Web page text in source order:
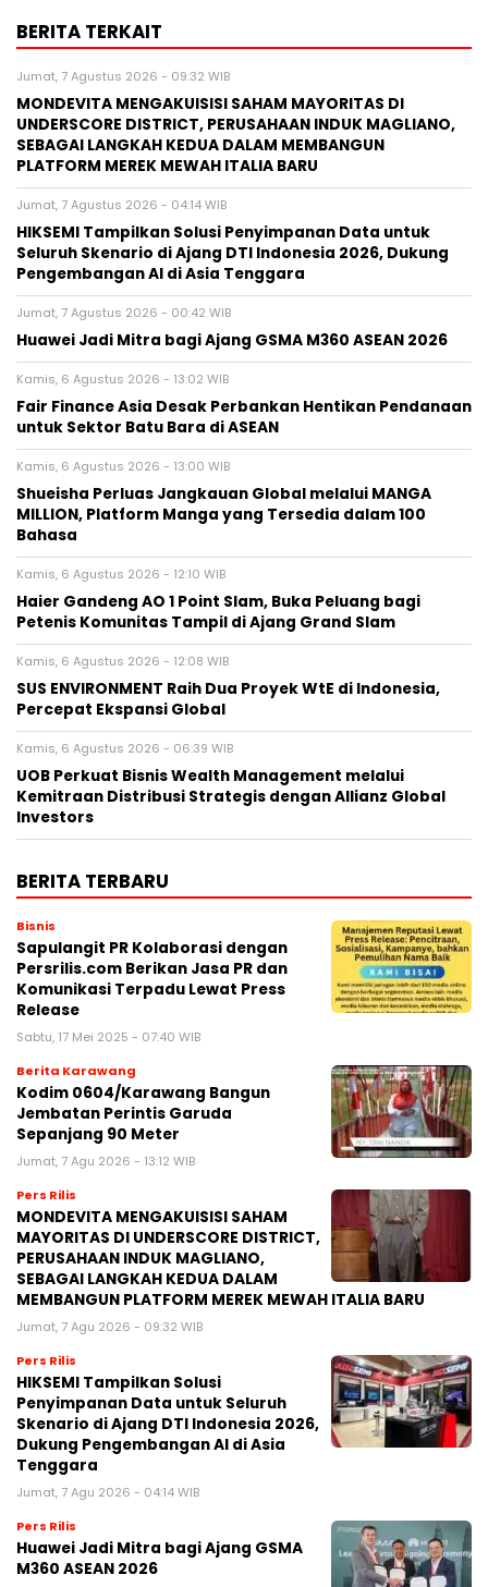
BERITA TERKAIT
Jumat, 7 Agustus 2026 - 09:32 WIB
MONDEVITA MENGAKUISISI SAHAM MAYORITAS DI
UNDERSCORE DISTRICT, PERUSAHAAN INDUK MAGLIANO,
SEBAGAI LANGKAH KEDUA DALAM MEMBANGUN
PLATFORM MEREK MEWAH ITALIA BARU
Jumat, 7 Agustus 2026 - 04:14 WIB
HIKSEMI Tampilkan Solusi Penyimpanan Data untuk
Seluruh Skenario di Ajang DTI Indonesia 2026, Dukung
Pengembangan AI di Asia Tenggara
Jumat, 7 Agustus 2026 - 00:42 WIB
Huawei Jadi Mitra bagi Ajang GSMA M360 ASEAN 2026
Kamis, 6 Agustus 2026 - 13:02 WIB
Fair Finance Asia Desak Perbankan Hentikan Pendanaan
untuk Sektor Batu Bara di ASEAN
Kamis, 6 Agustus 2026 - 13:00 WIB
Shueisha Perluas Jangkauan Global melalui MANGA
MILLION, Platform Manga yang Tersedia dalam 100
Bahasa
Kamis, 6 Agustus 2026 - 12:10 WIB
Haier Gandeng AO 1 Point Slam, Buka Peluang bagi
Petenis Komunitas Tampil di Ajang Grand Slam
Kamis, 6 Agustus 2026 - 12:08 WIB
SUS ENVIRONMENT Raih Dua Proyek WtE di Indonesia,
Percepat Ekspansi Global
Kamis, 6 Agustus 2026 - 06:39 WIB
UOB Perkuat Bisnis Wealth Management melalui
Kemitraan Distribusi Strategis dengan Allianz Global
Investors
BERITA TERBARU
Bisnis
Sapulangit PR Kolaborasi dengan
Persrilis.com Berikan Jasa PR dan
Komunikasi Terpadu Lewat Press
Release
Sabtu, 17 Mei 2025 - 07:40 WIB
Berita Karawang
Kodim 0604/Karawang Bangun
Jembatan Perintis Garuda
Sepanjang 90 Meter
Jumat, 7 Agu 2026 - 13:12 WIB
Pers Rilis
MONDEVITA MENGAKUISISI SAHAM
MAYORITAS DI UNDERSCORE DISTRICT,
PERUSAHAAN INDUK MAGLIANO,
SEBAGAI LANGKAH KEDUA DALAM
MEMBANGUN PLATFORM MEREK MEWAH ITALIA BARU
Jumat, 7 Agu 2026 - 09:32 WIB
Pers Rilis
HIKSEMI Tampilkan Solusi
Penyimpanan Data untuk Seluruh
Skenario di Ajang DTI Indonesia 2026,
Dukung Pengembangan AI di Asia
Tenggara
Jumat, 7 Agu 2026 - 04:14 WIB
Pers Rilis
Huawei Jadi Mitra bagi Ajang GSMA
M360 ASEAN 2026